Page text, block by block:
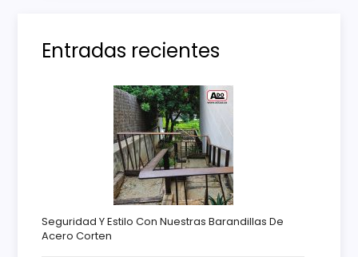
Entradas recientes
Seguridad Y Estilo Con Nuestras Barandillas De
Acero Corten